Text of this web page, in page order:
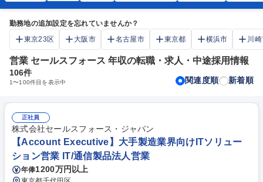
勤務地の追加設定を忘れていませんか？
東京23区
大阪市 名古屋市 東京都 横浜市 川
営業 セールスフォース 年収の転職・求人・中途採用情報
106件
1〜100件目を表示中 関連度順 新着順
正社員
株式会社セールスフォース・ジャパン
【Account Executive】大手製造業界向けITソリュー
ション営業 IT/通信製品法人営業
年俸1200万円以上